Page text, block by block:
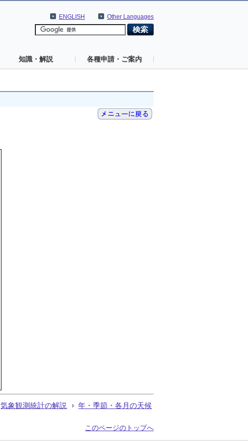
Other Languages
ENGLISH
知識・解説 各種申請・ご案内
気象観測統計の解説 年・季節・各月の天候
このページのトップへ